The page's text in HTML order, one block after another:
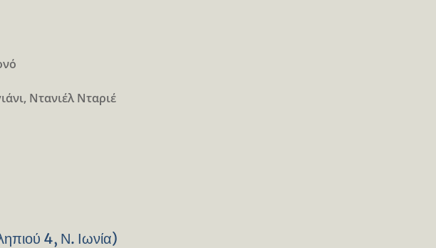
Ντανιέλ Νταριέ
4, Ν. Ιωνία)